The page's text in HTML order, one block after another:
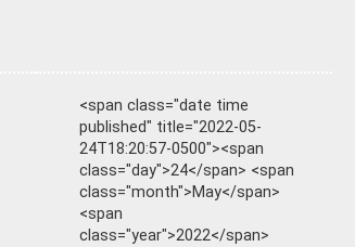
<span class="date time
published" title="2022-05-
24T18:20:57-0500"><span
class="day">24</span> <span
class="month">May</span>
<span
class="year">2022</span>